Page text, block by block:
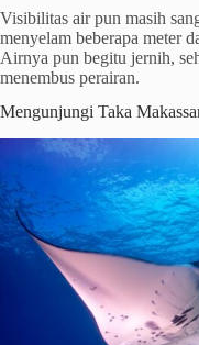
Visibilitas air pun masih
menyelam beberapa meter
Airnya pun begitu jernih,
menembus perairan.
Mengunjungi Taka